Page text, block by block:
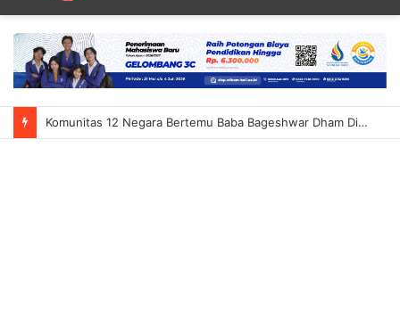
Komunitas 12 Negara Bertemu Baba Bageshwar Dham Di Bali Perkuat Sejarah India-Bali: Somvir Dan Dewa Rai Dorong Pusat Wisata Spiritual Dunia